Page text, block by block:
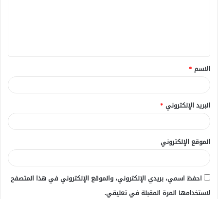
ق
*
الاسم *
البريد الإلكتروني *
الموقع الإلكتروني
احفظ اسمي، بريدي الإلكتروني، والموقع الإلكتروني في هذا المتصفح
لاستخدامها المرة المقبلة في تعليقي.